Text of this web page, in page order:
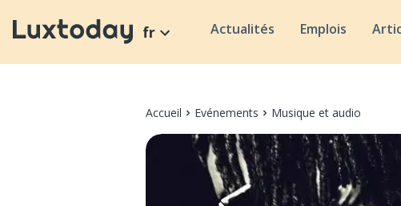
fr Actualités Emplois
Accueil Evénements Musique et audio